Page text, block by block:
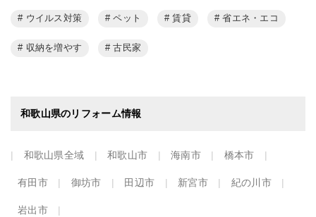
ウイルス対策 ペット 賃貸 省エネ・エコ
収納を増やす 古民家
和歌山県のリフォーム情報
和歌山県全域 和歌山市 海南市 橋本市
有田市 御坊市 田辺市 新宮市 紀の川市
岩出市